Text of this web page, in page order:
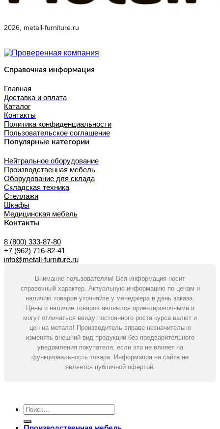
2026, metall-furniture.ru
Справочная информация
Главная
Доставка и оплата
Каталог
Контакты
Политика конфиденциальности
Пользовательское соглашение
Популярные категории
Нейтральное оборудование
Производственная мебель
Оборудование для склада
Складская техника
Стеллажи
Шкафы
Медицинская мебель
Контакты
8 (800) 333-87-80
+7 (962) 716-82-41
info@metall-furniture.ru
Внимание пользователям! Вся информация носит
справочный характер. Актуальную информацию по ценам и
наличию товаров уточняйте у менеджера в день заказа.
Цены и наличие товаров являются ориентировочными и
могут отличаться ввиду постоянного роста курса валют и
цен на металл! Производитель вправе незначительно
изменять внешний вид продукции без предварительного
уведомления покупателя, если это не влияет на
функциональность товара. Информация на сайте не
является публичной офертой.
Искать: